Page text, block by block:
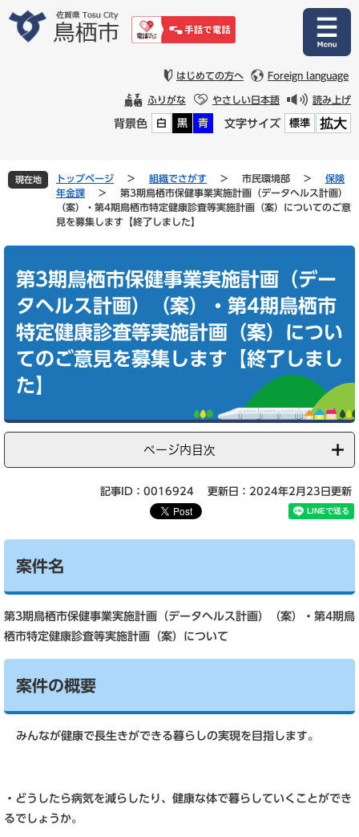
文
はじめての方へ Foreign language
ふりがな やさしい日本語 読み上げ
背景色 白 黒 青 文字サイズ 標準 拡大
現在地 トップページ > 組織でさがす > 市民環境部 >
保険
年金課
>
第3期鳥栖市保健事業実施計画（データヘルス計画）
（案）・第4期鳥栖市特定健康診査等実施計画（案）についてのご意
見を募集します【終了しました】
第3期鳥栖市保健事業実施計画（デー
タヘルス計画）（案）・第4期鳥栖市
特定健康診査等実施計画（案）につい
てのご意見を募集します【終了しまし
た】
ページ内目次
記事ID：0016924 更新日：2024年2月23日更新
案件名
第3期鳥栖市保健事業実施計画（データヘルス計画）（案）・第4期鳥
栖市特定健康診査等実施計画（案）について
案件の概要
みんなが健康で長生きができる暮らしの実現を目指します。
・どうしたら病気を減らしたり、健康な体で暮らしていくことができ
るでしょうか。